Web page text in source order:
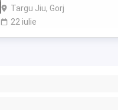
Targu Jiu, Gorj
22 iulie